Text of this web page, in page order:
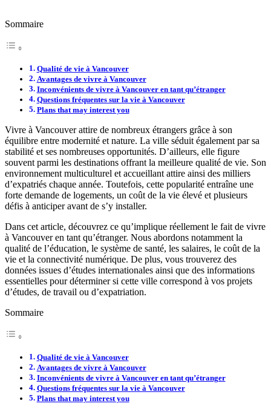
Sommaire
Qualité de vie à Vancouver
Avantages de vivre à Vancouver
Inconvénients de vivre à Vancouver en tant qu’étranger
Questions fréquentes sur la vie à Vancouver
Plans that may interest you
Vivre à Vancouver attire de nombreux étrangers grâce à son
équilibre entre modernité et nature. La ville séduit également par sa
stabilité et ses nombreuses opportunités. D’ailleurs, elle figure
souvent parmi les destinations offrant la meilleure qualité de vie. Son
environnement multiculturel et accueillant attire ainsi des milliers
d’expatriés chaque année. Toutefois, cette popularité entraîne une
forte demande de logements, un coût de la vie élevé et plusieurs
défis à anticiper avant de s’y installer.
Dans cet article, découvrez ce qu’implique réellement le fait de vivre
à Vancouver en tant qu’étranger. Nous abordons notamment la
qualité de l’éducation, le système de santé, les salaires, le coût de la
vie et la connectivité numérique. De plus, vous trouverez des
données issues d’études internationales ainsi que des informations
essentielles pour déterminer si cette ville correspond à vos projets
d’études, de travail ou d’expatriation.
Sommaire
Qualité de vie à Vancouver
Avantages de vivre à Vancouver
Inconvénients de vivre à Vancouver en tant qu’étranger
Questions fréquentes sur la vie à Vancouver
Plans that may interest you